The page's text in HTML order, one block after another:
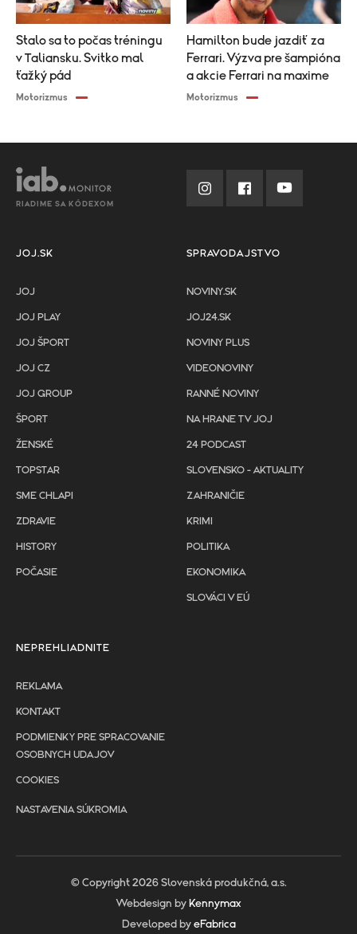
Stalo sa to počas tréningu
v Taliansku. Svitko mal
ťažký pád
Motorizmus
Hamilton bude jazdiť za
Ferrari. Výzva pre šampióna
a akcie Ferrari na maxime
Motorizmus
RIADIME SA KÓDEXOM
JOJ.SK
JOJ
JOJ PLAY
JOJ ŠPORT
JOJ CZ
JOJ GROUP
ŠPORT
ŽENSKÉ
TOPSTAR
SME CHLAPI
ZDRAVIE
HISTORY
POČASIE
SPRAVODAJSTVO
NOVINY.SK
JOJ24.SK
NOVINY PLUS
VIDEONOVINY
RANNÉ NOVINY
NA HRANE TV JOJ
24 PODCAST
SLOVENSKO - AKTUALITY
ZAHRANIČIE
KRIMI
POLITIKA
EKONOMIKA
SLOVÁCI V EÚ
NEPREHLIADNITE
REKLAMA
KONTAKT
PODMIENKY PRE SPRACOVANIE
OSOBNYCH UDAJOV
COOKIES
NASTAVENIA SÚKROMIA
© Copyright 2026 Slovenská produkčná, a.s.
Webdesign by Kennymax
Developed by eFabrica